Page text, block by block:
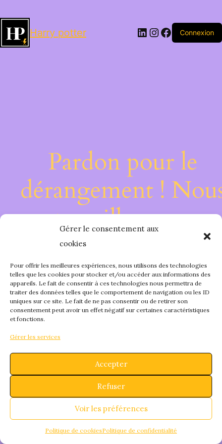
Gérer le consentement aux
cookies
Pour offrir les meilleures expériences, nous utilisons des technologies
telles que les cookies pour stocker et/ou accéder aux informations des
appareils. Le fait de consentir à ces technologies nous permettra de
traiter des données telles que le comportement de navigation ou les ID
uniques sur ce site. Le fait de ne pas consentir ou de retirer son
consentement peut avoir un effet négatif sur certaines caractéristiques
et fonctions.
Gérer les services
Accepter
Refuser
Voir les préférences
Politique de cookiesPolitique de confidentialité
Harry potter LinkedIn
Instagram
Facebook
Connexion
Pardon pour le
dérangement !
travaillons sur
quelque chose de
fantastique –
bientôt !